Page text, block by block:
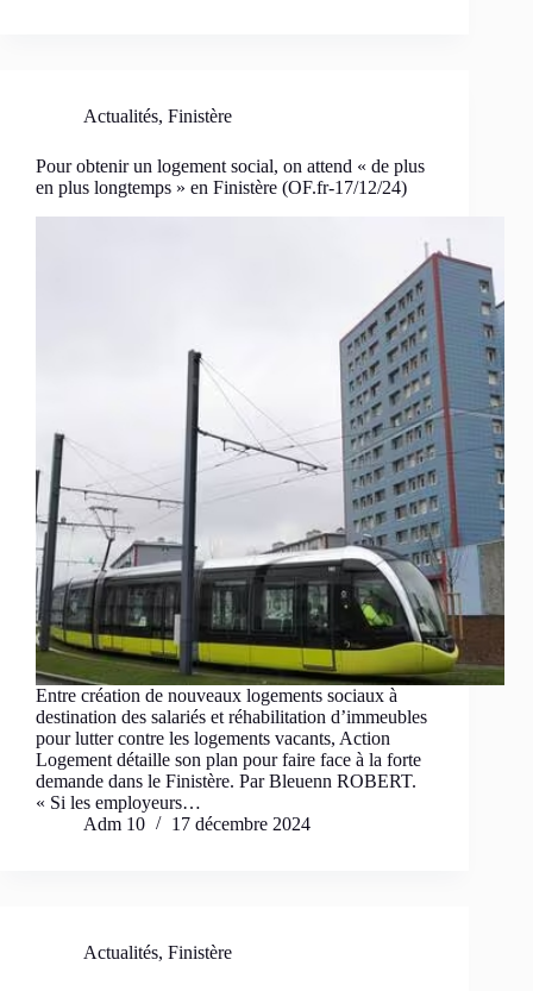
Actualités, Finistère
Pour obtenir un logement social, on attend « de plus
en plus longtemps » en Finistère (OF.fr-17/12/24)
Entre création de nouveaux logements sociaux à
destination des salariés et réhabilitation d’immeubles
pour lutter contre les logements vacants, Action
Logement détaille son plan pour faire face à la forte
demande dans le Finistère. Par Bleuenn ROBERT.
« Si les employeurs…
Adm 10
17 décembre 2024
Actualités, Finistère